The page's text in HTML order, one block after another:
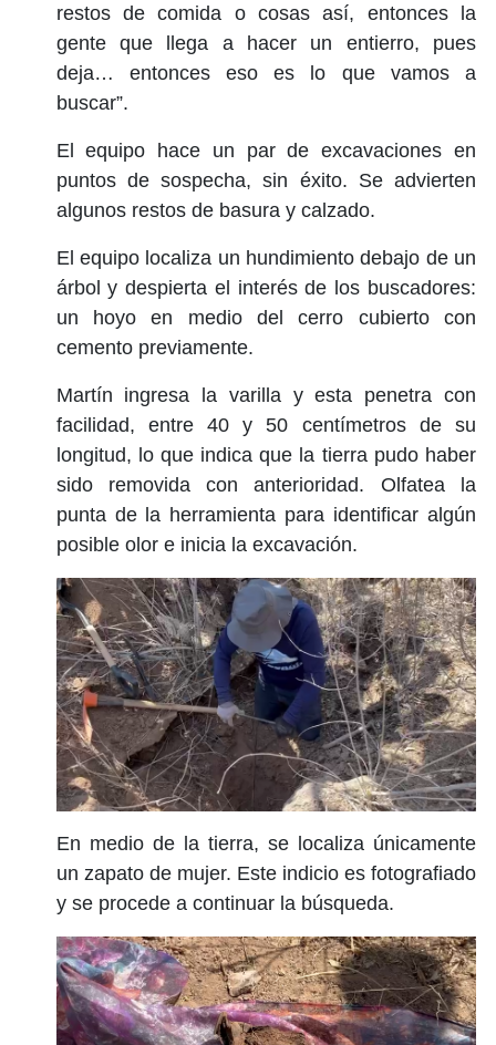
restos de comida o cosas así, entonces la
gente que llega a hacer un entierro, pues
deja… entonces eso es lo que vamos a
buscar”.
El equipo hace un par de excavaciones en
puntos de sospecha, sin éxito. Se advierten
algunos restos de basura y calzado.
El equipo localiza un hundimiento debajo de un
árbol y despierta el interés de los buscadores:
un hoyo en medio del cerro cubierto con
cemento previamente.
Martín ingresa la varilla y esta penetra con
facilidad, entre 40 y 50 centímetros de su
longitud, lo que indica que la tierra pudo haber
sido removida con anterioridad. Olfatea la
punta de la herramienta para identificar algún
posible olor e inicia la excavación.
En medio de la tierra, se localiza únicamente
un zapato de mujer. Este indicio es fotografiado
y se procede a continuar la búsqueda.